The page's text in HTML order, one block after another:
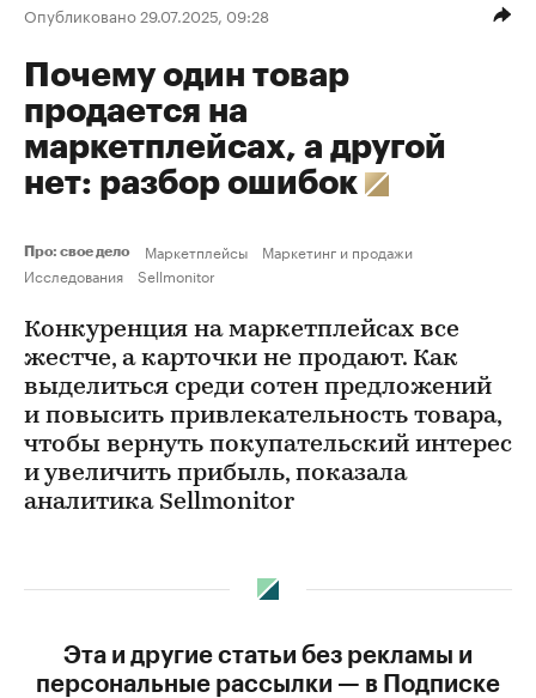
Опубликовано 29.07.2025, 09:28
Почему один товар
продается на
маркетплейсах, а другой
нет: разбор ошибок
Про: свое дело Маркетплейсы
Маркетинг и продажи
Исследования
Sellmonitor
Конкуренция на маркетплейсах все
жестче, а карточки не продают. Как
выделиться среди сотен предложений
и повысить привлекательность товара,
чтобы вернуть покупательский интерес
и увеличить прибыль, показала
аналитика Sellmonitor
Эта и другие статьи без рекламы и
персональные рассылки — в Подписке